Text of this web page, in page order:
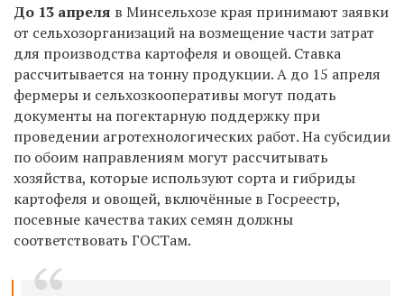
До 13 апреля в Минсельхозе края принимают заявки
от сельхозорганизаций на возмещение части затрат
для производства картофеля и овощей. Ставка
рассчитывается на тонну продукции. А до 15 апреля
фермеры и сельхозкооперативы могут подать
документы на погектарную поддержку при
проведении агротехнологических работ. На субсидии
по обоим направлениям могут рассчитывать
хозяйства, которые используют сорта и гибриды
картофеля и овощей, включённые в Госреестр,
посевные качества таких семян должны
соответствовать ГОСТам.